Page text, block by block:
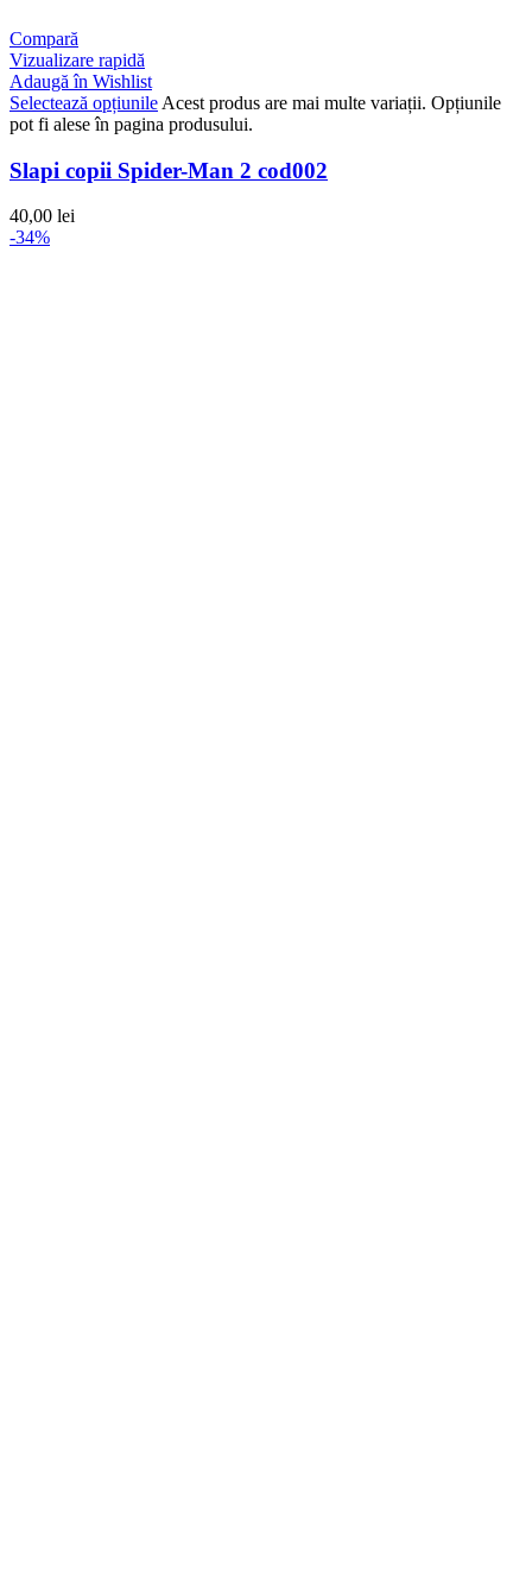
Compară
Vizualizare rapidă
Adaugă în Wishlist
Selectează opțiunile Acest produs are mai multe variații. Opțiunile
pot fi alese în pagina produsului.
Slapi copii Spider-Man 2 cod002
40,00 lei
-34%